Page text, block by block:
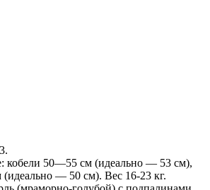
кобели 50—55 см (идеально — 53 см),
— 50 см). Вес 16-23 кг.